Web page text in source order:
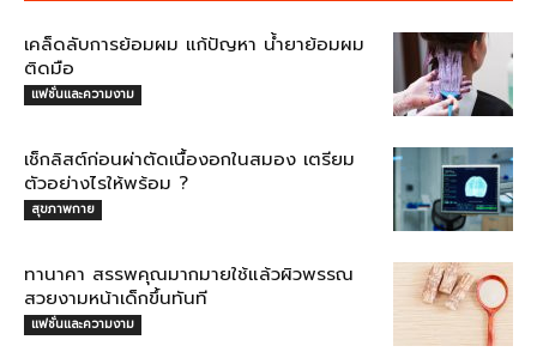
เคล็ดลับการย้อมผม แก้ปัญหา น้ำยาย้อมผม
ติดมือ
แฟชั่นและความงาม
เช็กลิสต์ก่อนผ่าตัดเนื้องอกในสมอง เตรียม
ตัวอย่างไรให้พร้อม ?
สุขภาพกาย
ทานาคา สรรพคุณมากมายใช้แล้วผิวพรรณ
สวยงามหน้าเด็กขึ้นทันที
แฟชั่นและความงาม